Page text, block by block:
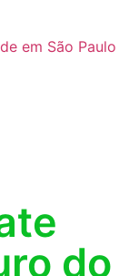
em São Paulo
do